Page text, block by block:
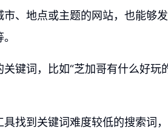
市、地点或主题的网站，也能够
键词，比如“芝加哥有什么好玩
找到关键词难度较低的搜索词